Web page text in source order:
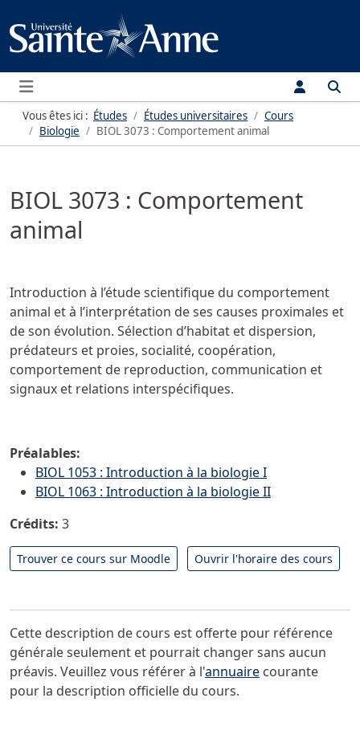
Menu
Vous êtes ici : Études Études universitaires
Cours
Biologie
BIOL 3073 : Comportement animal
BIOL 3073 : Comportement
animal
Introduction à l’étude scientifique du comportement
animal et à l’interprétation de ses causes proximales et
de son évolution. Sélection d’habitat et dispersion,
prédateurs et proies, socialité, coopération,
comportement de reproduction, communication et
signaux et relations interspécifiques.
Préalables:
BIOL 1053 : Introduction à la biologie I
BIOL 1063 : Introduction à la biologie II
Crédits: 3
Trouver ce cours sur Moodle Ouvrir l'horaire des cours
Cette description de cours est offerte pour référence
générale seulement et pourrait changer sans aucun
préavis. Veuillez vous référer à l'annuaire courante
pour la description officielle du cours.